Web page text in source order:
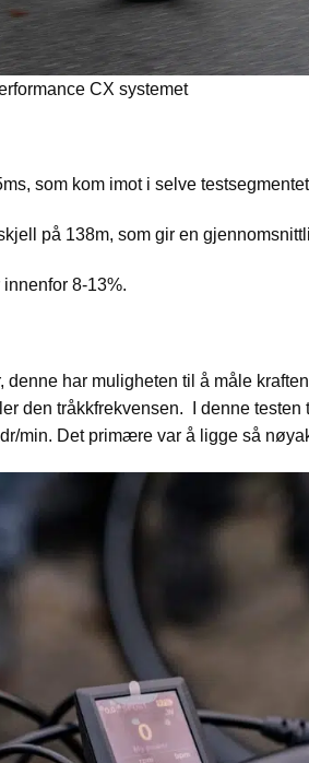
CX systemet
som kom imot i selve
på 138m, som gir en
8-13%.
har muligheten til å måle
den tråkkfrekvensen. I denne
min. Det primære var å ligge så